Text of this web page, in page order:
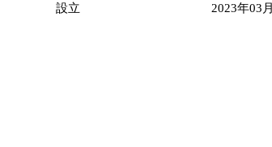
設立
2023年03月